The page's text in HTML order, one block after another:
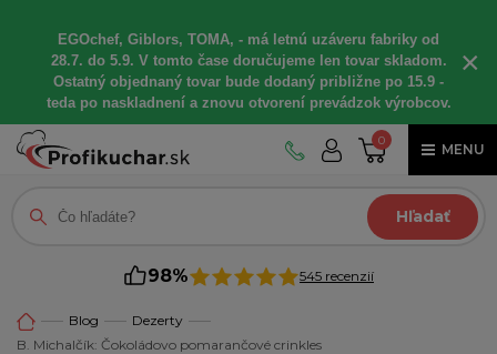
EGOchef, Giblors, TOMA, - má letnú uzáveru fabriky od
28.7. do 5.9. V tomto čase doručujeme len tovar skladom.
Ostatný objednaný tovar bude dodaný približne po 15.9 -
teda po naskladnení a znovu otvorení prevádzok výrobcov.
×
0
MENU
Hľadať
98% 545 recenzií
Blog
Dezerty
B. Michalčík: Čokoládovo pomarančové crinkles